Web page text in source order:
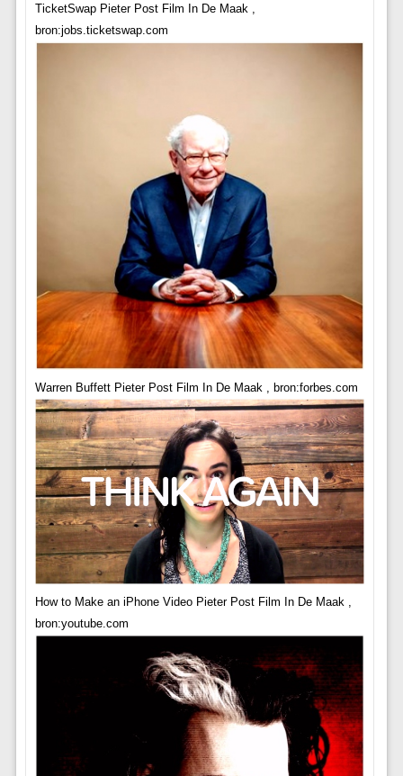
TicketSwap Pieter Post Film In De Maak ,
bron:jobs.ticketswap.com
Warren Buffett Pieter Post Film In De Maak , bron:forbes.com
How to Make an iPhone Video Pieter Post Film In De Maak ,
bron:youtube.com